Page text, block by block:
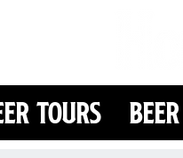
Tours